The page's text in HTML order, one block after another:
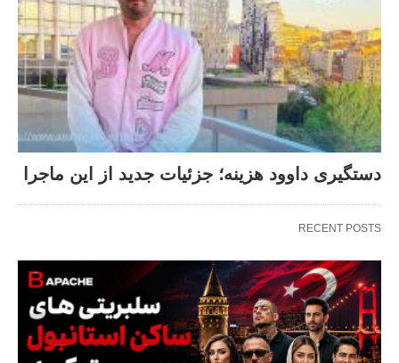
دستگیری داوود هزینه؛ جزئیات جدید از این ماجرا
RECENT POSTS